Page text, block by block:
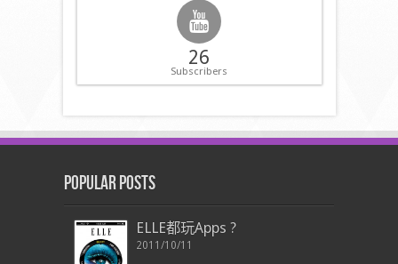
26
Subscribers
Popular Posts
ELLE都玩Apps ?
2011/10/11